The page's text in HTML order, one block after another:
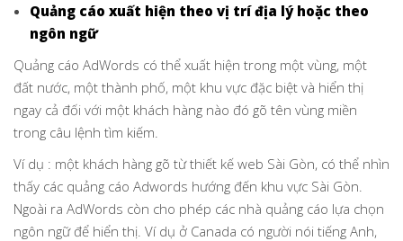
Quảng cáo xuất hiện theo vị trí địa lý hoặc theo
ngôn ngữ
Quảng cáo AdWords có thể xuất hiện trong một vùng, một
đất nước, một thành phố, một khu vực đặc biệt và hiển thị
ngay cả đối với một khách hàng nào đó gõ tên vùng miền
trong câu lệnh tìm kiếm.
Ví dụ : một khách hàng gõ từ thiết kế web Sài Gòn, có thể nhìn
thấy các quảng cáo Adwords hướng đến khu vực Sài Gòn.
Ngoài ra AdWords còn cho phép các nhà quảng cáo lựa chọn
ngôn ngữ để hiển thị. Ví dụ ở Canada có người nói tiếng Anh,